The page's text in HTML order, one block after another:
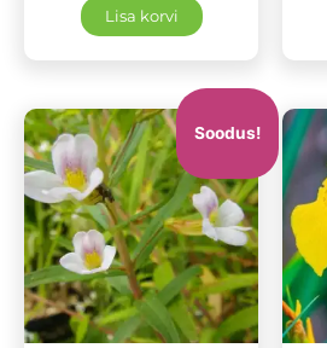
Lisa korvi
Soodus!